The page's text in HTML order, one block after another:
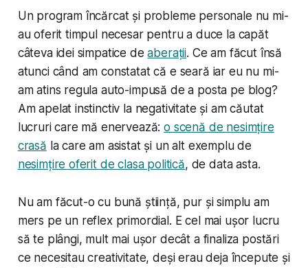
Un program încărcat și probleme personale nu mi-
au oferit timpul necesar pentru a duce la capăt
câteva idei simpatice deaberații. Ce am făcut însă
atunci când am constatat că e seară iar eu nu mi-
am atins regula auto-impusă de a posta pe blog?
Am apelat instinctiv la negativitate și am căutat
lucruri care mă enervează:o scenă de nesimțire
crasă la care am asistat și un alt exemplu de
nesimțire oferit de clasa politică, de data asta.
Nu am făcut-o cu bună știință, pur și simplu am
mers pe un reflex primordial. E cel mai ușor lucru
să te plângi, mult mai ușor decât a finaliza postări
ce necesitau creativitate, deși erau deja începute și